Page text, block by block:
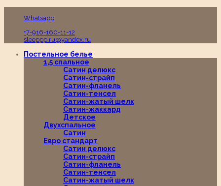
Whatsapp
+7-916-160-11-12
sleeppp.ru@yandex.ru
Постельное белье
1,5 спальное
Сатин делюкс
Сатин-страйп
Сатин-фланель
Сатин-тенсел
Сатин-жатый шелк
Сатин-жаккард
Детское
Двухспальное
Сатин
Евро стандарт
Сатин делюкс
Сатин-страйп
Сатин-фланель
Сатин-тенсел
Сатин-жатый шелк